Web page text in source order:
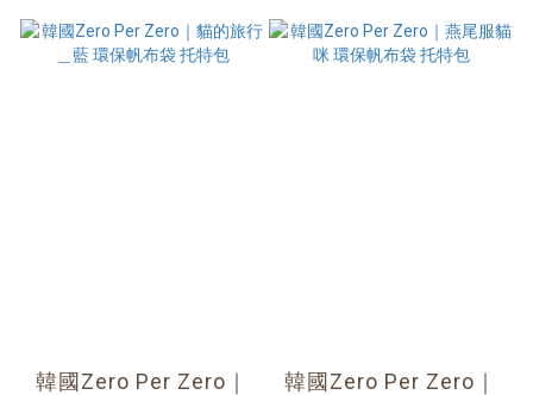
韓國Zero Per Zero｜
韓國Zero Per Zero｜